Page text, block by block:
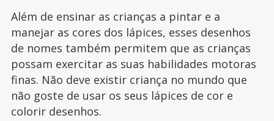
Além de ensinar as crianças a pintar e a
manejar as cores dos lápices, esses desenhos
de nomes também permitem que as crianças
possam exercitar as suas habilidades motoras
finas. Não deve existir criança no mundo que
não goste de usar os seus lápices de cor e
colorir desenhos.